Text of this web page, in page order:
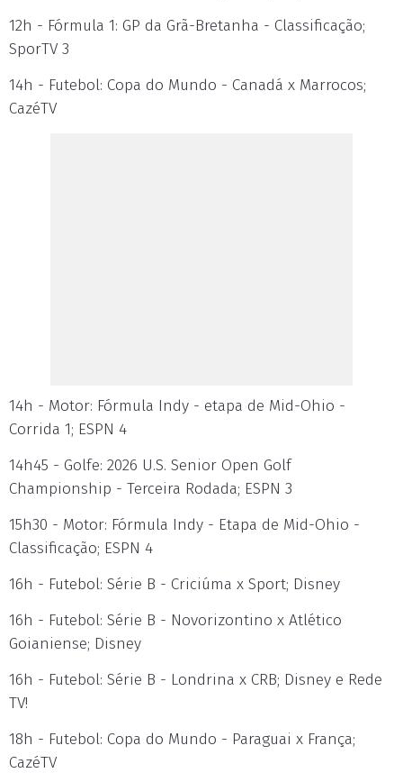
12h - Fórmula 1: GP da Grã-Bretanha - Classificação;
SporTV 3
14h - Futebol: Copa do Mundo - Canadá x Marrocos;
CazéTV
14h - Motor: Fórmula Indy - etapa de Mid-Ohio -
Corrida 1; ESPN 4
14h45 - Golfe: 2026 U.S. Senior Open Golf
Championship - Terceira Rodada; ESPN 3
15h30 - Motor: Fórmula Indy - Etapa de Mid-Ohio -
Classificação; ESPN 4
16h - Futebol: Série B - Criciúma x Sport; Disney
16h - Futebol: Série B - Novorizontino x Atlético
Goianiense; Disney
16h - Futebol: Série B - Londrina x CRB; Disney e Rede
TV!
18h - Futebol: Copa do Mundo - Paraguai x França;
CazéTV